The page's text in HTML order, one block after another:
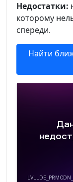
Недостатки:
которому
спереди.
Найти